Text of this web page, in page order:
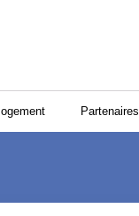
Partenaires